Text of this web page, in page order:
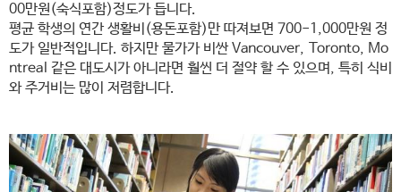
00만원(숙식포함)정도가 듭니다.
평균 학생의 연간 생활비(용돈포함)만 따져보면 700-1,000만원 정
도가 일반적입니다. 하지만 물가가 비싼 Vancouver, Toronto, Mo
ntreal 같은 대도시가 아니라면 훨씬 더 절약 할 수 있으며, 특히 식비
와 주거비는 많이 저렴합니다.​